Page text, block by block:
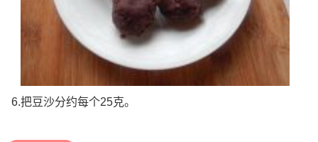
6.把豆沙分约每个25克。